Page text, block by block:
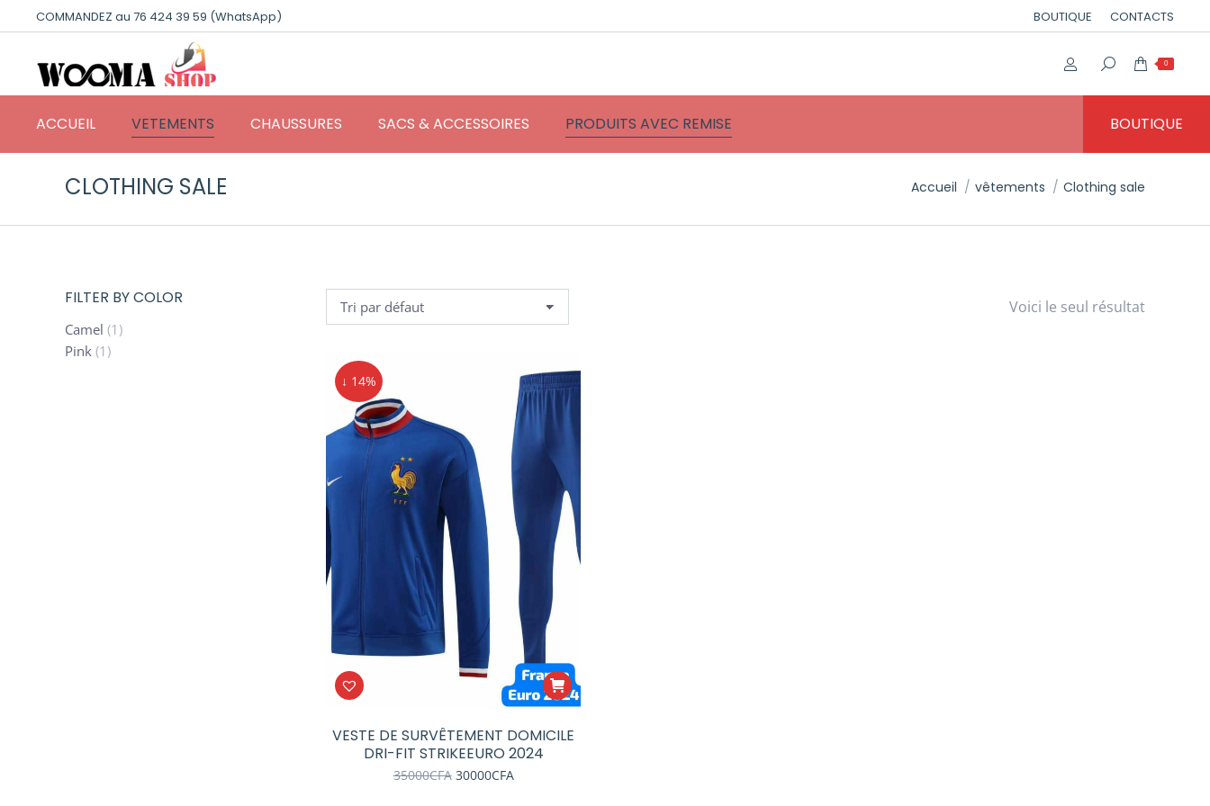
COMMANDEZ au 76 424 39 59 (WhatsApp) BOUTIQUE CONTACTS
0
ACCUEIL VETEMENTS CHAUSSURES SACS & ACCESSOIRES PRODUITS AVEC REMISE BOUTIQUE
CLOTHING SALE Vous êtes ici :
Accueil vêtements Clothing sale
Voici le seul résultat
↓ 14%
VESTE DE SURVÊTEMENT DOMICILE
DRI-FIT STRIKEEURO 2024
35000CFA Le
30000CFALe
FILTER BY COLOR
Camel (1)
Pink (1)